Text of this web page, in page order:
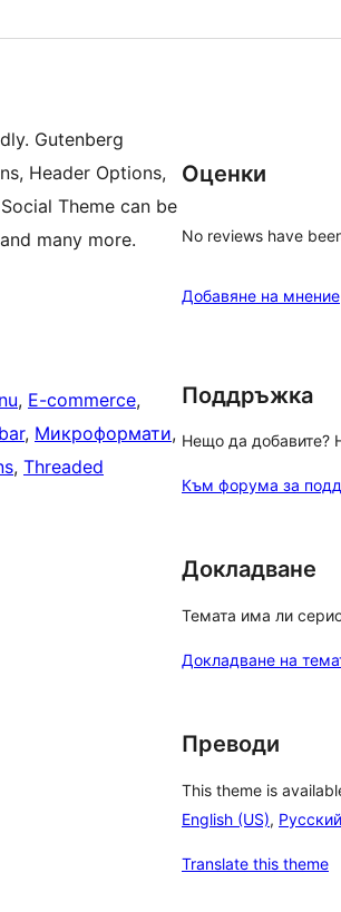
Gutenberg
Header Options,
Theme can be
many more.
, E-commerce
, Микроформати
, Threaded
Оценки
No reviews have
Добавяне на мнение
Поддръжка
Нещо да добавите?
Към форума за
Докладване
Темата има ли
Докладване на
Преводи
This theme is
English (US), Русский
Translate this theme